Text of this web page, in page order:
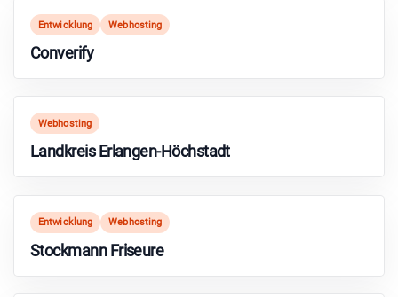
Entwicklung Webhosting
Converify
Webhosting
Landkreis Erlangen-Höchstadt
Entwicklung Webhosting
Stockmann Friseure